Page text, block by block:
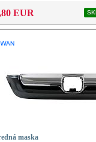
EUR
maska